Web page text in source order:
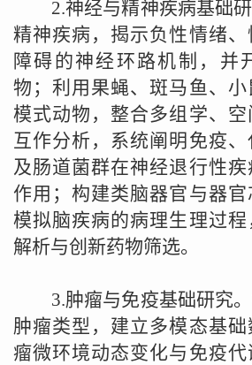
2.神经与精神疾病基础
精神疾病，揭示负性情绪
障碍的神经环路机制，并
物；利用果蝇、斑马鱼、
模式动物，整合多组学、
互作分析，系统阐明免疫
及肠道菌群在神经退行性
作用；构建类脑器官与器
模拟脑疾病的病理生理过程
解析与创新药物筛选。
3.肿瘤与免疫基础研究
肿瘤类型，建立多模态基
瘤微环境动态变化与免疫